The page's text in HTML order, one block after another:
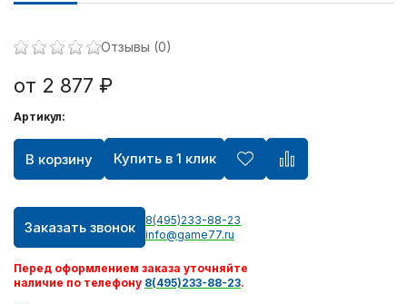
Отзывы (0)
от 2 877 ₽
Артикул:
В корзину Купить в 1 клик
Заказать звонок
8(495)233-88-23
info@game77.ru
Перед оформлением заказа уточняйте
наличие по телефону 8(495)233-88-23.